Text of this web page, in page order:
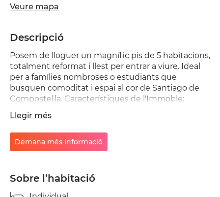
Veure mapa
Descripció
Posem de lloguer un magnífic pis de 5 habitacions,
totalment reformat i llest per entrar a viure. Ideal
per a famílies nombroses o estudiants que
busquen comoditat i espai al cor de Santiago de
Compostel·la. Característiques de l'Immoble:
encastats. Banys: 3 banys completament equipats.
Inclòs: o Cuina equipada amb parament complet.
o Habitacions preparades amb edredons i llençols.
o Joc de tovalloles per a cada bany. Ubicació: Situat
Compostel·la, amb fàcil accés a transport públic,
Llegir més
Demana més informació
Sobre l’habitació